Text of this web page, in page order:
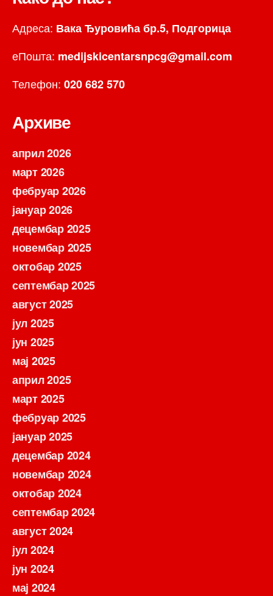
Адреса: Вака Ђуровића бр.5, Подгорица
еПошта: medijskicentarsnpcg@gmail.com
Телефон: 020 682 570
Архиве
април 2026
март 2026
фебруар 2026
јануар 2026
децембар 2025
новембар 2025
октобар 2025
септембар 2025
август 2025
јул 2025
јун 2025
мај 2025
април 2025
март 2025
фебруар 2025
јануар 2025
децембар 2024
новембар 2024
октобар 2024
септембар 2024
август 2024
јул 2024
јун 2024
мај 2024